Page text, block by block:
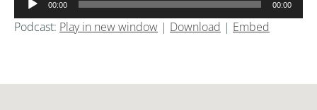
声
プ
ヤ
00:00 00:00
Podcast: Play in new window | Download | Embed